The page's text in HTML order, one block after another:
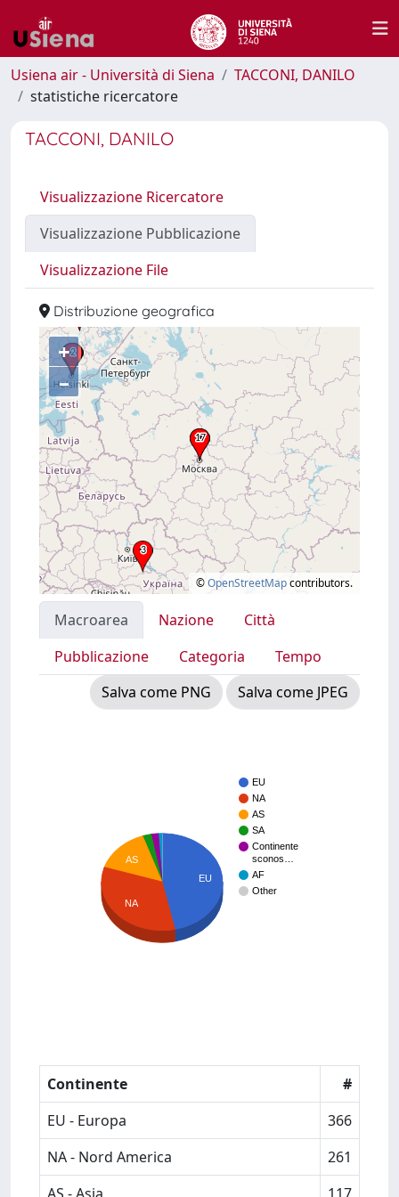
Usiena air - Università di Siena
TACCONI, DANILO
statistiche ricercatore
TACCONI, DANILO
Visualizzazione Ricercatore
Visualizzazione Pubblicazione
Visualizzazione File
Distribuzione geografica
+
–
©OpenStreetMapcontributors.
Macroarea Nazione
Città
Pubblicazione
Categoria
Tempo
Salva come PNG
Salva come JPEG
EU
NA
AS
SA
Continente
sconos…
AF
Other
EU
AS
NA
Continente
#
EU - Europa
366
NA - Nord America
261